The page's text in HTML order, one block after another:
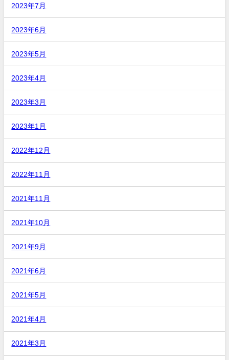
2023年7月
2023年6月
2023年5月
2023年4月
2023年3月
2023年1月
2022年12月
2022年11月
2021年11月
2021年10月
2021年9月
2021年6月
2021年5月
2021年4月
2021年3月